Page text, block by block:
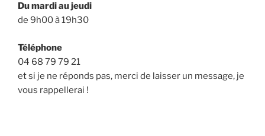
Du mardi au jeudi
de 9h00 à 19h30
Téléphone
04 68 79 79 21
et si je ne réponds pas, merci de laisser un message, je
vous rappellerai !